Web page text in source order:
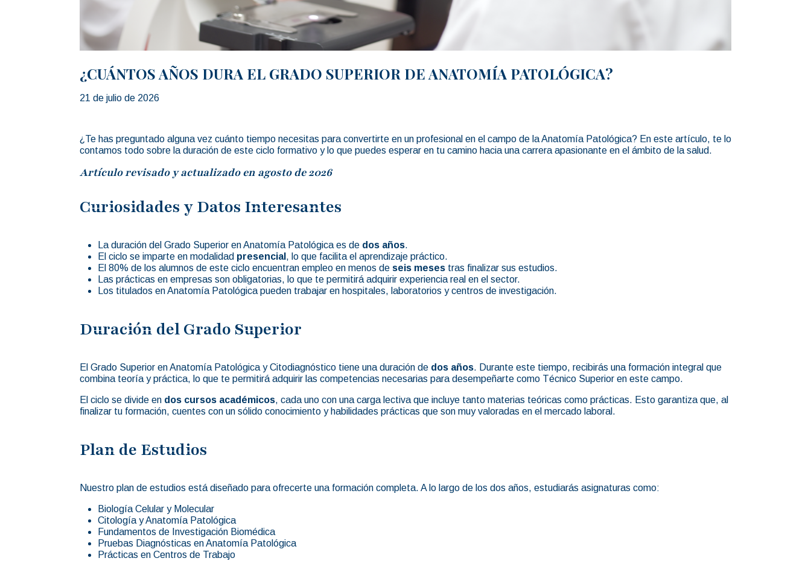
¿CUÁNTOS AÑOS DURA EL GRADO SUPERIOR DE ANATOMÍA PATOLÓGICA?
21 de julio de 2026
¿Te has preguntado alguna vez cuánto tiempo necesitas para convertirte en un profesional en el campo de la Anatomía Patológica? En este artículo, te lo
contamos todo sobre la duración de este ciclo formativo y lo que puedes esperar en tu camino hacia una carrera apasionante en el ámbito de la salud.
Artículo revisado y actualizado en agosto de 2026
Curiosidades y Datos Interesantes
La duración del Grado Superior en Anatomía Patológica es de dos años.
El ciclo se imparte en modalidad presencial , lo que facilita el aprendizaje práctico.
El 80% de los alumnos de este ciclo encuentran empleo en menos de seis meses tras finalizar sus estudios.
Las prácticas en empresas son obligatorias, lo que te permitirá adquirir experiencia real en el sector.
Los titulados en Anatomía Patológica pueden trabajar en hospitales, laboratorios y centros de investigación.
Duración del Grado Superior
El Grado Superior en Anatomía Patológica y Citodiagnóstico tiene una duración de dos años. Durante este tiempo, recibirás una formación integral que
combina teoría y práctica, lo que te permitirá adquirir las competencias necesarias para desempeñarte como Técnico Superior en este campo.
El ciclo se divide en dos cursos académicos, cada uno con una carga lectiva que incluye tanto materias teóricas como prácticas. Esto garantiza que, al
finalizar tu formación, cuentes con un sólido conocimiento y habilidades prácticas que son muy valoradas en el mercado laboral.
Plan de Estudios
Nuestro plan de estudios está diseñado para ofrecerte una formación completa. A lo largo de los dos años, estudiarás asignaturas como:
Biología Celular y Molecular
Citología y Anatomía Patológica
Fundamentos de Investigación Biomédica
Pruebas Diagnósticas en Anatomía Patológica
Prácticas en Centros de Trabajo